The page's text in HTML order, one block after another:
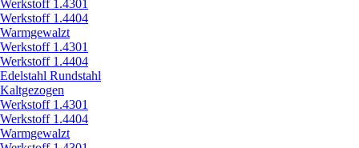
Werkstoff 1.4301
Werkstoff 1.4404
Warmgewalzt
Werkstoff 1.4301
Werkstoff 1.4404
Edelstahl Rundstahl
Kaltgezogen
Werkstoff 1.4301
Werkstoff 1.4404
Warmgewalzt